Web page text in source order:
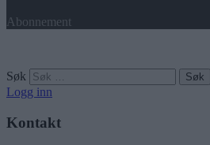
Abonnement
Søk
Logg inn
Kontakt